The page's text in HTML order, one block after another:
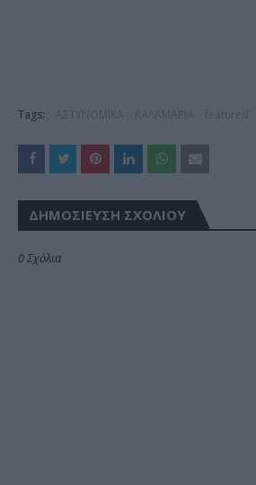
Tags:
ΔΗΜΟΣΊΕΥΣΗ ΣΧΟΛΊΟΥ
0 Σχόλια